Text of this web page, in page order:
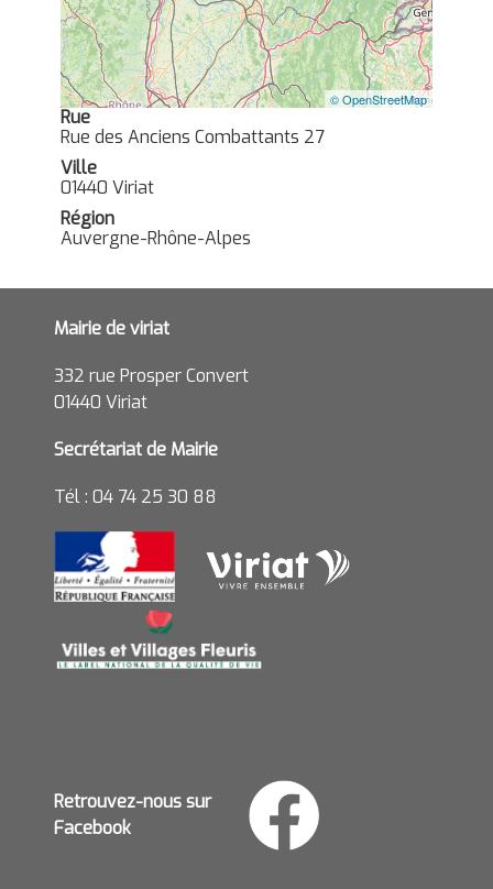
© OpenStreetMap
Rue
Rue des Anciens Combattants 27
Ville
01440 Viriat
Région
Auvergne-Rhône-Alpes
Mairie de viriat
332 rue Prosper Convert
01440 Viriat
Secrétariat de Mairie
Tél : 04 74 25 30 88
Retrouvez-nous sur
Facebook